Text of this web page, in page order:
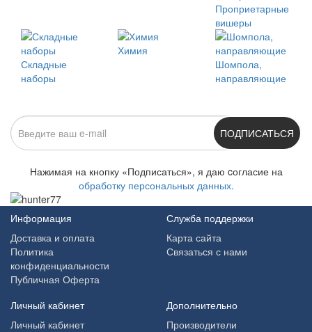
Проприетарные
вишеры
Складные
наборы
Химия
Шомпола,
направляющие
ПОДПИСАТЬСЯ
Нажимая на кнопку «Подписаться», я даю cогласие на
обработку персональных данных.
Информация
Доставка и оплата
Политика
конфиденциальности
Публичная Оферта
Служба поддержки
Карта сайта
Связаться с нами
Личный кабинет
Личный кабинет
Дополнительно
Производители